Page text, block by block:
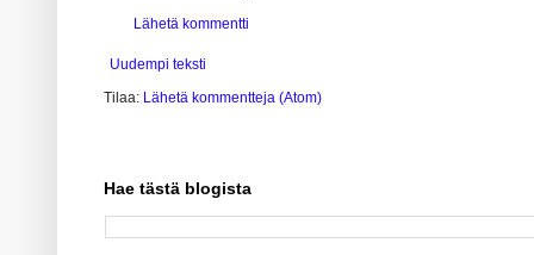
Lähetä kommentti
Uudempi teksti
Tilaa: Lähetä kommentteja (Atom)
Hae tästä blogista